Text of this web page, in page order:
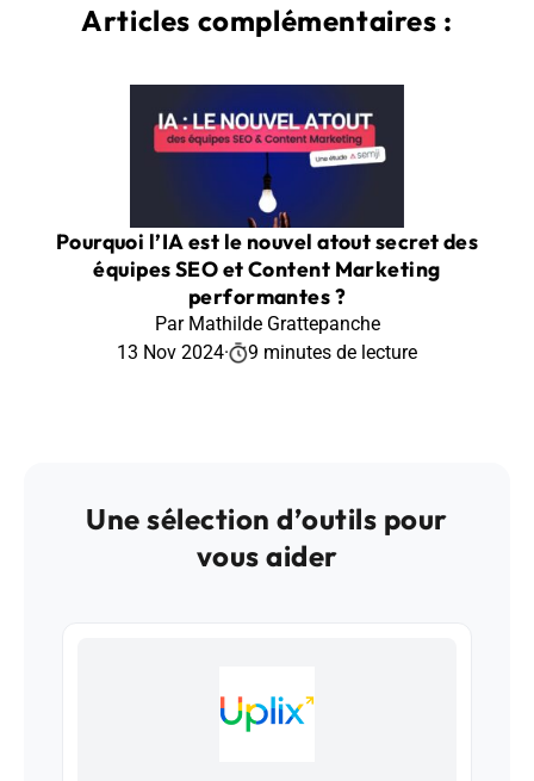
Articles complémentaires :
Pourquoi l’IA est le nouvel atout secret des
équipes SEO et Content Marketing
performantes ?
Par Mathilde Grattepanche
13 Nov 2024· 9 minutes de lecture
Une sélection d’outils pour
vous aider